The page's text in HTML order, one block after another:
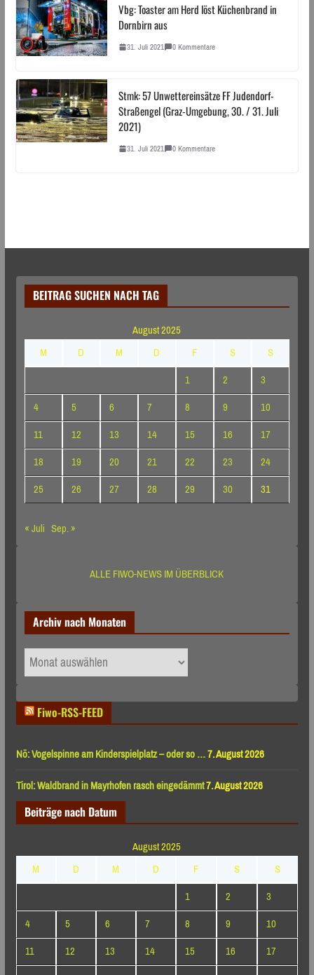
Vbg: Toaster am Herd löst Küchenbrand in
Dornbirn aus
31. Juli 2021 0 Kommentare
Stmk: 57 Unwettereinsätze FF Judendorf-
Straßengel (Graz-Umgebung, 30. / 31. Juli
2021)
31. Juli 2021 0 Kommentare
BEITRAG SUCHEN NACH TAG
August 2025
M
D M D F S
S
1
2
3
4
5 6 7 8 9
10
11
12 13 14 15 16
17
18
19 20 21 22 23
24
25
26 27 28 29 30
31
« Juli Sep. »
ALLE FIWO-NEWS IM ÜBERBLICK
Archiv nach Monaten
Archiv
nach
Fiwo-RSS-FEED
Nö: Vogelspinne am Kinderspielplatz – oder so …7. August 2026
Tirol: Waldbrand in Mayrhofen rasch eingedämmt7. August 2026
Beiträge nach Datum
August 2025
M
D M D F S
S
1
2
3
4
5 6 7 8 9
10
11
12 13 14 15 16
17